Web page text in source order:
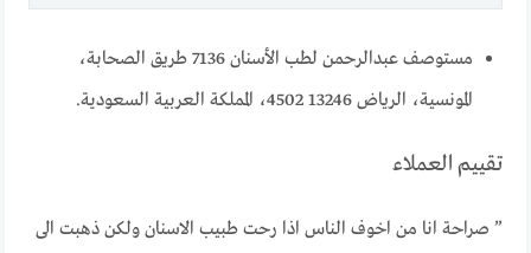
مستوصف عبدالرحمن لطب الأسنان 7136 طريق الصحابة،
المونسية، الرياض 13246 4502، المملكة العربية السعودية.
تقييم العملاء
” صراحة انا من اخوف الناس اذا رحت طبيب الاسنان ولكن ذهبت الى